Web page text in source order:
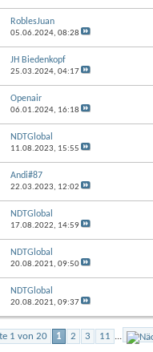
RoblesJuan
05.06.2024, 08:28
JH Biedenkopf
25.03.2024, 04:17
Openair
06.01.2024, 16:18
NDTGlobal
11.08.2023, 15:55
Andi#87
22.03.2023, 12:02
NDTGlobal
17.08.2022, 14:59
NDTGlobal
20.08.2021, 09:50
NDTGlobal
20.08.2021, 09:37
1 von 20 1 2 3 11 ...